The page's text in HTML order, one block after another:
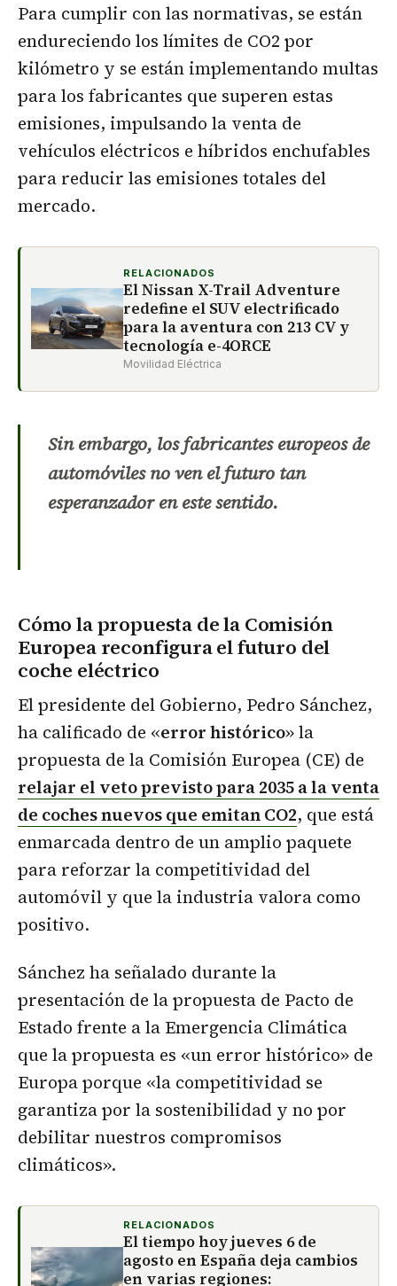
Para cumplir con las normativas, se están
endureciendo los límites de CO2 por
kilómetro y se están implementando multas
para los fabricantes que superen estas
emisiones, impulsando la venta de
vehículos eléctricos e híbridos enchufables
para reducir las emisiones totales del
mercado.
RELACIONADOS
El Nissan X-Trail Adventure
redefine el SUV electrificado
para la aventura con 213 CV y
tecnología e-4ORCE
Movilidad Eléctrica
Sin embargo, los fabricantes europeos de
automóviles no ven el futuro tan
esperanzador en este sentido.
Cómo la propuesta de la Comisión
Europea reconfigura el futuro del
coche eléctrico
El presidente del Gobierno, Pedro Sánchez,
ha calificado de «error histórico» la
propuesta de la Comisión Europea (CE) de
relajar el veto previsto para 2035 a la venta
de coches nuevos que emitan CO2, que está
enmarcada dentro de un amplio paquete
para reforzar la competitividad del
automóvil y que la industria valora como
positivo.
Sánchez ha señalado durante la
presentación de la propuesta de Pacto de
Estado frente a la Emergencia Climática
que la propuesta es «un error histórico» de
Europa porque «la competitividad se
garantiza por la sostenibilidad y no por
debilitar nuestros compromisos
climáticos».
RELACIONADOS
El tiempo hoy jueves 6 de
agosto en España deja cambios
en varias regiones: